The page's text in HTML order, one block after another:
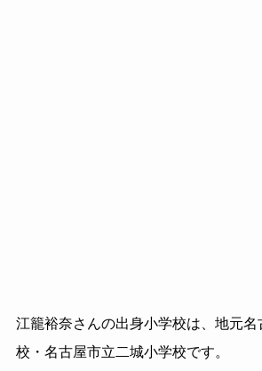
江籠裕奈さんの出身小学校は、地元名
校・名古屋市立二城小学校です。